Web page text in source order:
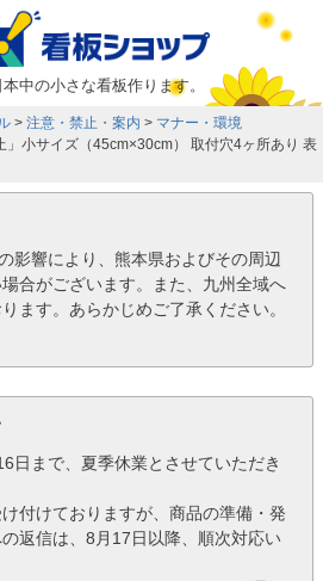
本中の小さな看板作ります。
注意・禁止・案内
マナー・環境
」小サイズ（45cm×30cm） 取付穴4ヶ所あり 表
影響により、熊本県およびその周辺
合がございます。また、九州全域へ
ます。あらかじめご了承ください。
日まで、夏季休業とさせていただき
付けておりますが、商品の準備・発
返信は、8月17日以降、順次対応い